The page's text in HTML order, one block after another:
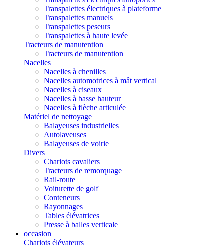
Transpalettes électriques à plateforme
Transpalettes manuels
Transpalettes peseurs
Transpalettes à haute levée
Tracteurs de manutention
Tracteurs de manutention
Nacelles
Nacelles à chenilles
Nacelles automotrices à mât vertical
Nacelles à ciseaux
Nacelles à basse hauteur
Nacelles à flèche articulée
Matériel de nettoyage
Balayeuses industrielles
Autolaveuses
Balayeuses de voirie
Divers
Chariots cavaliers
Tracteurs de remorquage
Rail-route
Voiturette de golf
Conteneurs
Rayonnages
Tables élévatrices
Presse à balles verticale
occasion
Chariots élévateurs